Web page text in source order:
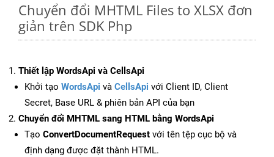
Chuyển đổi MHTML Files to XLSX đơn
giản trên SDK Php
Thiết lập WordsApi và CellsApi
Khởi tạo WordsApi và CellsApi với Client ID, Client
Secret, Base URL & phiên bản API của bạn
Chuyển đổi MHTML sang HTML bằng WordsApi
Tạo ConvertDocumentRequest với tên tệp cục bộ và
định dạng được đặt thành HTML.